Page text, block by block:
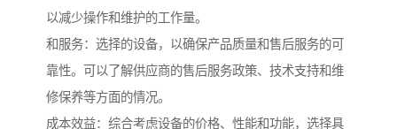
以减少操作和维护的工作量。
和服务：选择的设备，以确保产品质量和售后服务的可
靠性。可以了解供应商的售后服务政策、技术支持和维
修保养等方面的情况。
成本效益：综合考虑设备的价格、性能和功能，选择具